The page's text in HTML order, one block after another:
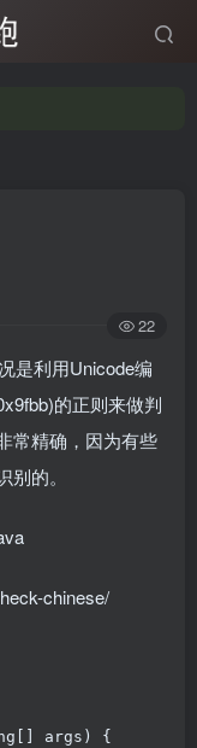
22
是利用Unicode编
的正则来做判
常精确，因为有些
的。
chinese/
args) {